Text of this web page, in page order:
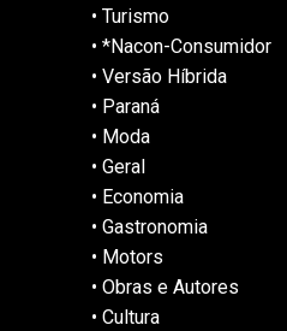
• Turismo
• *Nacon-Consumidor
• Versão Híbrida
• Paraná
• Moda
• Geral
• Economia
• Gastronomia
• Motors
• Obras e Autores
• Cultura